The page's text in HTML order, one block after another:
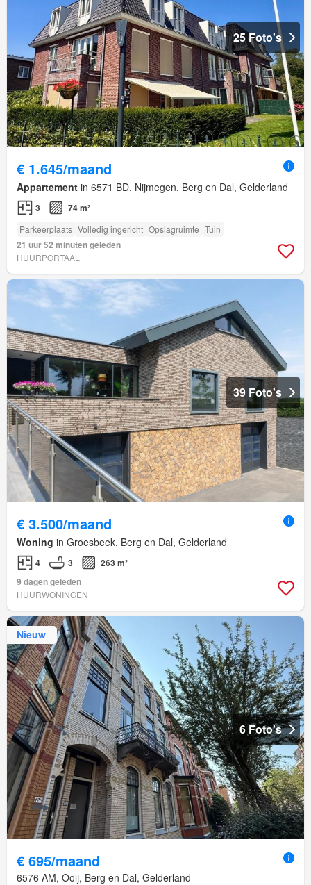
25 Foto's
€ 1.645/maand
Appartement in 6571 BD, Nijmegen, Berg en Dal, Gelderland
3 74 m²
Parkeerplaats Volledig ingericht Opslagruimte Tuin
21 uur 52 minuten geleden
HUURPORTAAL
39 Foto's
€ 3.500/maand
Woning in Groesbeek, Berg en Dal, Gelderland
4 3
263 m²
9 dagen geleden
HUURWONINGEN
Nieuw
6 Foto's
€ 695/maand
6576 AM, Ooij, Berg en Dal, Gelderland